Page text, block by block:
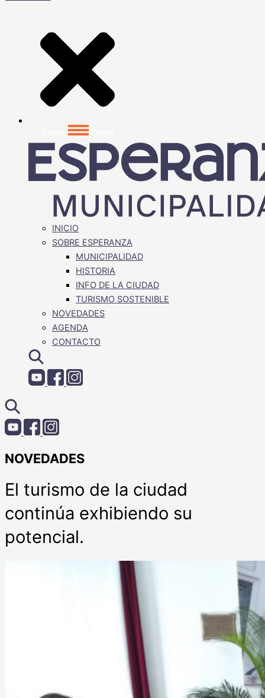
INICIO
SOBRE ESPERANZA
MUNICIPALIDAD
HISTORIA
INFO DE LA CIUDAD
TURISMO SOSTENIBLE
NOVEDADES
AGENDA
CONTACTO
NOVEDADES
El turismo de la ciudad
continúa exhibiendo su
potencial.